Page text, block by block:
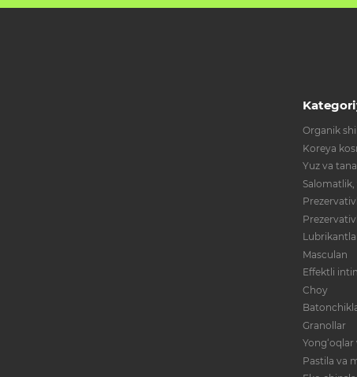
Organik
Koreya
Yuz va
Masculan
Effektli
Choy
Granollar
Yong‘oqlar
Pastila va